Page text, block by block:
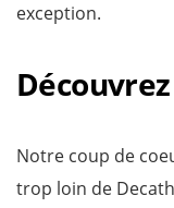
exception.
Notre coup de
trop loin de